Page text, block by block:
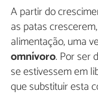
A partir do
as patas
alimentação, uma
omnívoro. Por ser
se estivessem em
que substituir esta